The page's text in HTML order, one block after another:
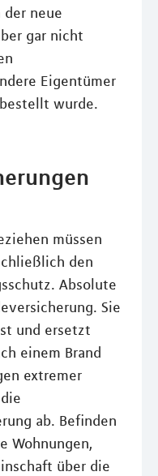
neue
gar nicht
Eigentümer
wurde.
müssen
den
Absolute
Sie
und ersetzt
einem Brand
extremer
ab. Befinden
Wohnungen,
über die